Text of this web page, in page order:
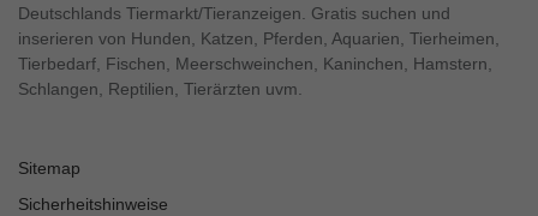
Deutschlands Tiermarkt/Tieranzeigen. Gratis suchen und
inserieren von Hunden, Katzen, Pferden, Aquarien, Tierheimen,
Tierbedarf, Fischen, Meerschweinchen, Kaninchen, Hamstern,
Schlangen, Reptilien, Tierärzten uvm.
Sitemap
Sicherheitshinweise